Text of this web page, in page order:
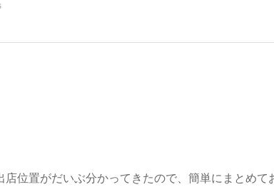
位置がだいぶ分かってきたので、簡単にまとめて